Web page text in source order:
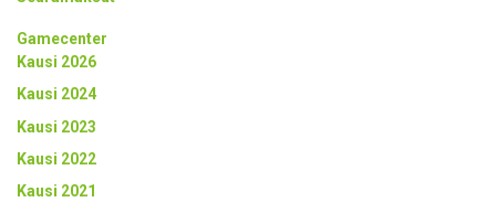
Gamecenter
Kausi 2026
Kausi 2024
Kausi 2023
Kausi 2022
Kausi 2021